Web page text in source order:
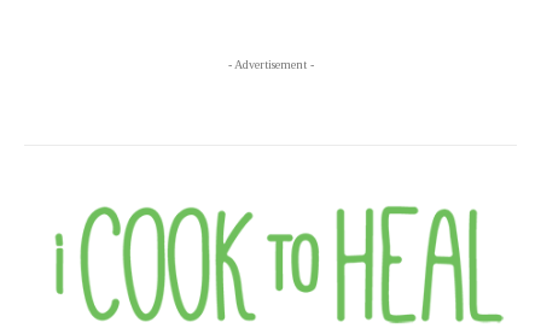
- Advertisement -